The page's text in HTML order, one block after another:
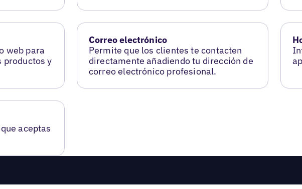
web para
productos y
Correo electrónico
Permite que los clientes te contacten
directamente añadiendo tu dirección de
correo electrónico profesional.
aceptas